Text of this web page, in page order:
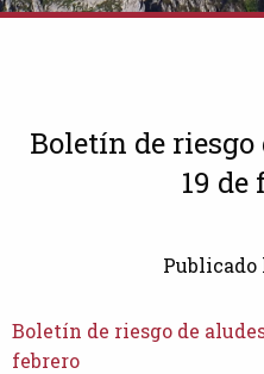
Boletín de riesgo
19 de
Publicado
Boletín de riesgo de
febrero